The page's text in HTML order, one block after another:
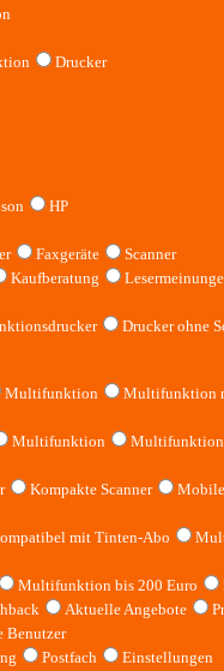
Drucker
HP
Faxgeräte
Scanner
Kaufberatung
Drucker ohne
Multifunktion Multifunktion
Multifunktion Multifunktion
Kompakte Scanner
mit Tinten-Abo
Multifunktion bis 200 Euro
Aktuelle Angebote
Benutzer
Postfach
Einstellungen